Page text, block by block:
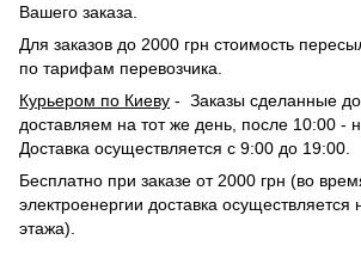
Вашего заказа.
Для заказов до 2000 грн стоимость
по тарифам перевозчика.
Курьером по Киеву - Заказы сделанные
доставляем на тот же день, после 10:00 -
Доставка осуществляется с 9:00 до 19:00.
Бесплатно при заказе от 2000 грн (во
электроенергии доставка
этажа).